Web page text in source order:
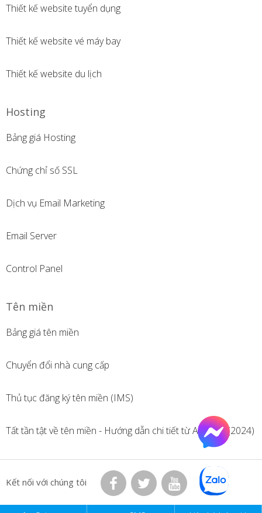
Thiết kế website tuyển dụng
Thiết kế website vé máy bay
Thiết kế website du lịch
Hosting
Bảng giá Hosting
Chứng chỉ số SSL
Dịch vụ Email Marketing
Email Server
Control Panel
Tên miền
Bảng giá tên miền
Chuyển đổi nhà cung cấp
Thủ tục đăng ký tên miền (IMS)
Tất tần tật về tên miền - Hướng dẫn chi tiết từ A đến Z (2024)
Kết nối với chúng tôi